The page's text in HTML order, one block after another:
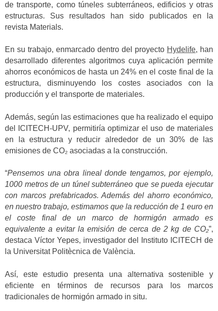
de transporte, como túneles subterráneos, edificios y otras
estructuras. Sus resultados han sido publicados en la
revista Materials.
En su trabajo, enmarcado dentro del proyecto Hydelife, han
desarrollado diferentes algoritmos cuya aplicación permite
ahorros económicos de hasta un 24% en el coste final de la
estructura, disminuyendo los costes asociados con la
producción y el transporte de materiales.
Además, según las estimaciones que ha realizado el equipo
del ICITECH-UPV, permitiría optimizar el uso de materiales
en la estructura y reducir alrededor de un 30% de las
emisiones de CO₂ asociadas a la construcción.
“Pensemos una obra lineal donde tengamos, por ejemplo,
1000 metros de un túnel subterráneo que se pueda ejecutar
con marcos prefabricados. Además del ahorro económico,
en nuestro trabajo, estimamos que la reducción de 1 euro en
el coste final de un marco de hormigón armado es
equivalente a evitar la emisión de cerca de 2 kg de CO₂”,
destaca Víctor Yepes, investigador del Instituto ICITECH de
la Universitat Politècnica de València.
Así, este estudio presenta una alternativa sostenible y
eficiente en términos de recursos para los marcos
tradicionales de hormigón armado in situ.